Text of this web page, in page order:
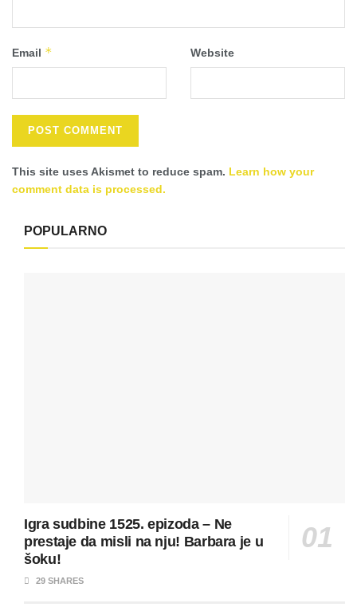
Email * Website
This site uses Akismet to reduce spam. Learn how your
comment data is processed.
POPULARNO
Igra sudbine 1525. epizoda – Ne
prestaje da misli na nju! Barbara je u
šoku!
29 SHARES